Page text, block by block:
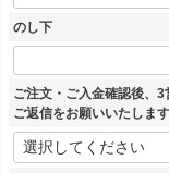
のし下
ご注文・ご入金確認後、
ご返信をお願いいたします